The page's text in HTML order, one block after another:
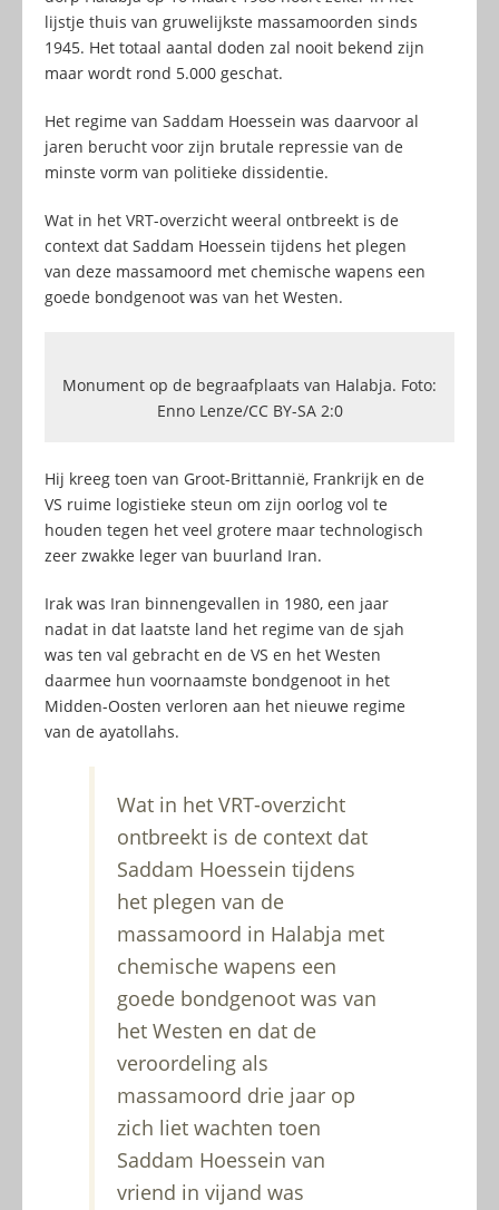
lijstje thuis van gruwelijkste massamoorden sinds
1945. Het totaal aantal doden zal nooit bekend zijn
maar wordt rond 5.000 geschat.
Het regime van Saddam Hoessein was daarvoor al
jaren berucht voor zijn brutale repressie van de
minste vorm van politieke dissidentie.
Wat in het VRT-overzicht weeral ontbreekt is de
context dat Saddam Hoessein tijdens het plegen
van deze massamoord met chemische wapens een
goede bondgenoot was van het Westen.
Monument op de begraafplaats van Halabja. Foto:
Enno Lenze/CC BY-SA 2:0
Hij kreeg toen van Groot-Brittannië, Frankrijk en de
VS ruime logistieke steun om zijn oorlog vol te
houden tegen het veel grotere maar technologisch
zeer zwakke leger van buurland Iran.
Irak was Iran binnengevallen in 1980, een jaar
nadat in dat laatste land het regime van de sjah
was ten val gebracht en de VS en het Westen
daarmee hun voornaamste bondgenoot in het
Midden-Oosten verloren aan het nieuwe regime
van de ayatollahs.
Wat in het VRT-overzicht
ontbreekt is de context dat
Saddam Hoessein tijdens
het plegen van de
massamoord in Halabja met
chemische wapens een
goede bondgenoot was van
het Westen en dat de
veroordeling als
massamoord drie jaar op
zich liet wachten toen
Saddam Hoessein van
vriend in vijand was